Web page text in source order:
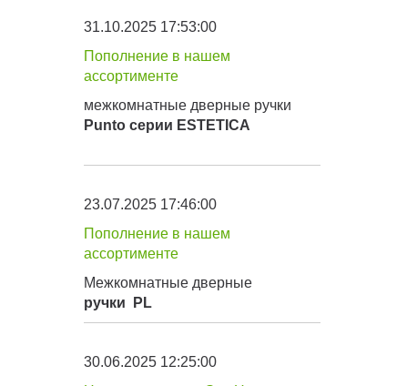
31.10.2025 17:53:00
Пополнение в нашем
ассортименте
межкомнатные дверные ручки
Punto серии ESTETICA
23.07.2025 17:46:00
Пополнение в нашем
ассортименте
Межкомнатные дверные
ручки
PL
30.06.2025 12:25:00